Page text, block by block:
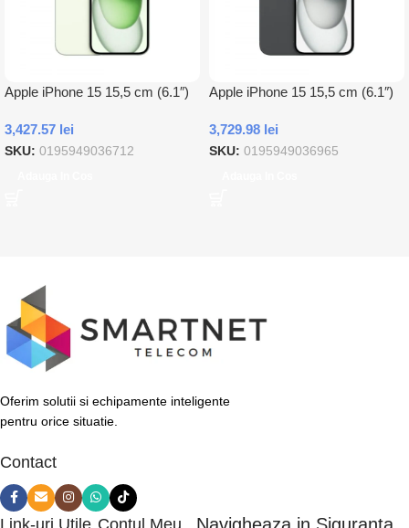
Apple iPhone 15 15,5 cm (6.1″)
128 Giga Bites Verde
3,427.57 lei
SKU: 0195949036712
Apple iPhone 15 15,5 cm (6.1″)
256 Giga Bites Negru
3,729.98 lei
SKU: 0195949036965
Oferim solutii si echipamente inteligente
pentru orice situatie.
Contact
Link-uri Utile Contul Meu